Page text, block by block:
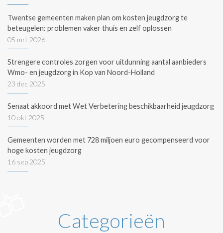
Twentse gemeenten maken plan om kosten jeugdzorg te
beteugelen: problemen vaker thuis en zelf oplossen
05 mrt 2026
Strengere controles zorgen voor uitdunning aantal aanbieders
Wmo- en jeugdzorg in Kop van Noord-Holland
23 dec 2025
Senaat akkoord met Wet Verbetering beschikbaarheid jeugdzorg
10 okt 2025
Gemeenten worden met 728 miljoen euro gecompenseerd voor
hoge kosten jeugdzorg
16 sep 2025
Categorieën